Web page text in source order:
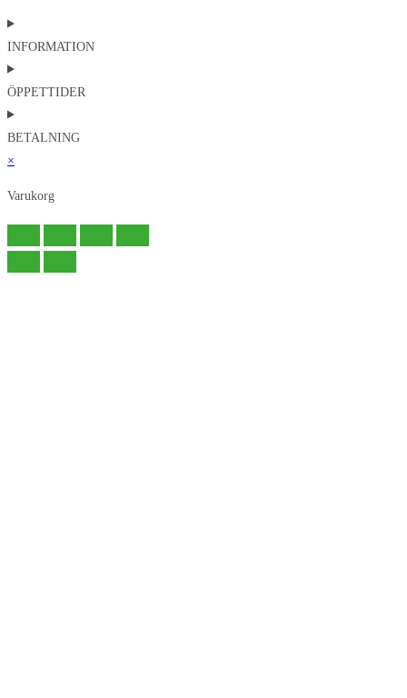
INFORMATION
ÖPPETTIDER
BETALNING
×
Varukorg